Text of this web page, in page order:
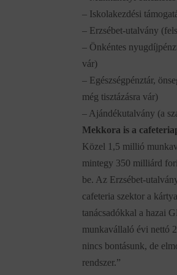
– Iskolakezdési
– Erzsébet-utalvány
– Önkéntes
vár)
– Egészségpénztár,
még tisztázásra vár)
– Ajándékutalvány (a
Mekkora is a
Közel 1,5 millió
mintegy 350 milliárd
be. Az Erzsébet-
cafeteria szektor a
tanácsadókkal a hazai
munkavállaló évi nettó
nincs bontásunk, de
rendszer.”